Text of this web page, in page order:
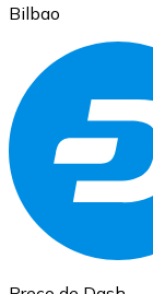
Ethereum
ETH
Bilbao